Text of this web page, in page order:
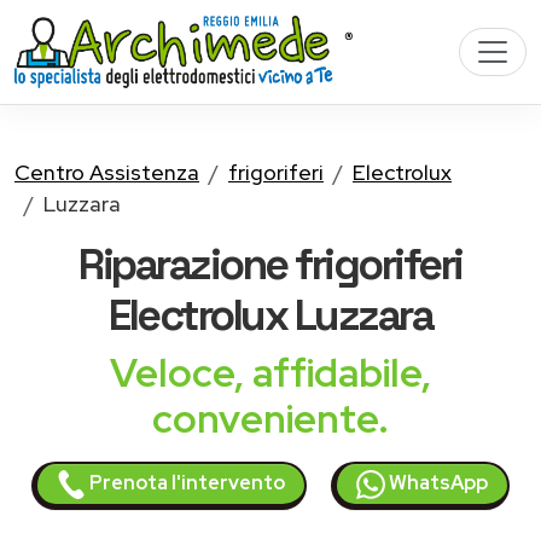
Centro Assistenza frigoriferi
Electrolux
Luzzara
Riparazionefrigoriferi
ElectroluxLuzzara
Veloce, affidabile,
conveniente.
Prenota l'intervento WhatsApp